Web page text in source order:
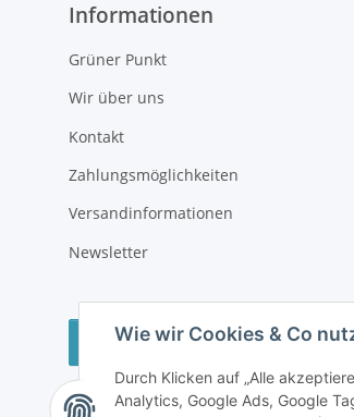
Wie wir Cookies & Co
Durch Klicken auf „Alle
Analytics, Google Ads, Google
Informationen
Grüner Punkt
Wir über uns
Kontakt
Zahlungsmöglichkeiten
Versandinformationen
Newsletter
Vertrag widerrufen